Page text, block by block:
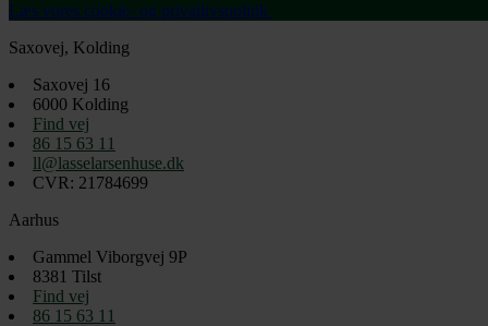
Læs vores cookie- og privatlivspolitik
Saxovej, Kolding
Saxovej 16
6000 Kolding
Find vej
86 15 63 11
ll@lasselarsenhuse.dk
CVR: 21784699
Aarhus
Gammel Viborgvej 9P
8381 Tilst
Find vej
86 15 63 11